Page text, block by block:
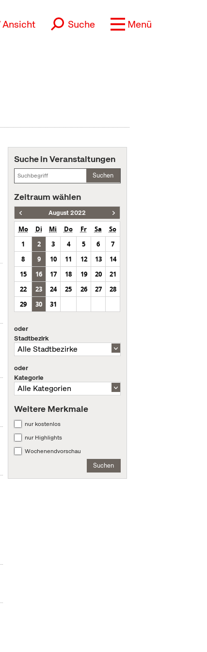
Ansicht Suche Menü
Suche in Veranstaltungen
Suchen
Zeitraum wählen
August 2022
Mo Di Mi Do Fr Sa
So
1
2 3 4 5 6
7
8
9 10 11 12 13
14
15
16 17 18 19 20
21
22
23 24 25 26 27
28
29
30 31
oder
Stadtbezirk
oder
Kategorie
Weitere Merkmale
nur kostenlos
nur Highlights
Wochenendvorschau
Suchen